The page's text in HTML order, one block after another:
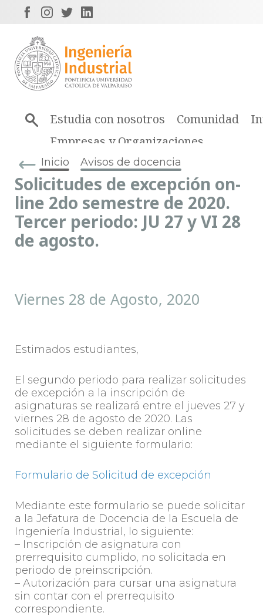
Estudia con nosotros Comunidad
Empresas y Organizaciones
Inicio Avisos de docencia
Solicitudes de excepción on-
line 2do semestre de 2020.
Tercer periodo: JU 27 y VI 28
de agosto.
Viernes 28 de Agosto, 2020
Estimados estudiantes,
El segundo periodo para realizar solicitudes
de excepción a la inscripción de
asignaturas se realizará entre el jueves 27 y
viernes 28 de agosto de 2020. Las
solicitudes se deben realizar online
mediante el siguiente formulario:
Formulario de Solicitud de excepción
Mediante este formulario se puede solicitar
a la Jefatura de Docencia de la Escuela de
Ingeniería Industrial, lo siguiente:
– Inscripción de asignatura con
prerrequisito cumplido, no solicitada en
periodo de preinscripción.
– Autorización para cursar una asignatura
sin contar con el prerrequisito
correspondiente.